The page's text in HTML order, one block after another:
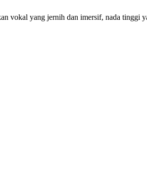
vokal yang jernih dan imersif, nada tinggi